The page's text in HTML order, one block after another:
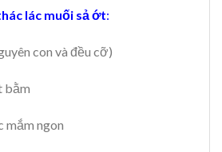
lác muối sả ớt:
con và đều cỡ)
bằm
mắm ngon